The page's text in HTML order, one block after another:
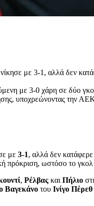
με 3-1, αλλά δεν
με 3-0 χάρη σε δύο
υποχρεώνοντας την
με 3-1, αλλά δεν
πρόκριση, ωστόσο το
, Ρέλβας και Πήλιο
Βαγεκάνο του Ινίγο Πέρεθ